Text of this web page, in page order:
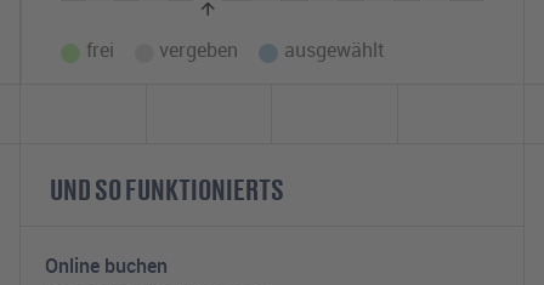
frei vergeben ausgewählt
UND SO FUNKTIONIERTS
Online buchen